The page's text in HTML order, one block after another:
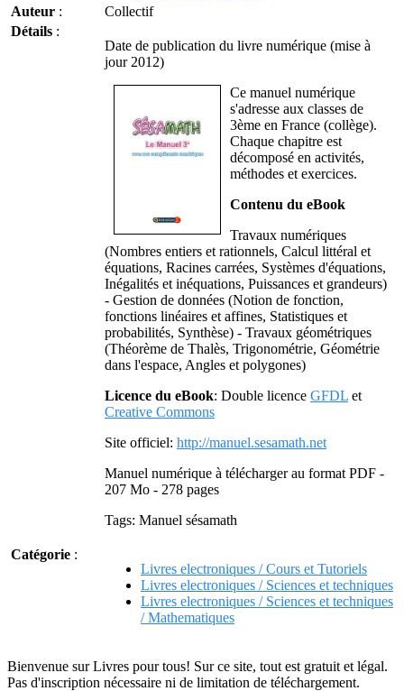
Auteur :
Collectif
Détails :
Date de publication du livre numérique (mise à
jour 2012)
Ce manuel numérique
s'adresse aux classes de
3ème en France (collège).
Chaque chapitre est
décomposé en activités,
méthodes et exercices.
Contenu du eBook
Travaux numériques
(Nombres entiers et rationnels, Calcul littéral et
équations, Racines carrées, Systèmes d'équations,
Inégalités et inéquations, Puissances et grandeurs)
- Gestion de données (Notion de fonction,
fonctions linéaires et affines, Statistiques et
probabilités, Synthèse) - Travaux géométriques
(Théorème de Thalès, Trigonométrie, Géométrie
dans l'espace, Angles et polygones)
Licence du eBook: Double licence GFDL et
Creative Commons
Site officiel: http://manuel.sesamath.net
Manuel numérique à télécharger au format PDF -
207 Mo - 278 pages
Tags: Manuel sésamath
Catégorie :
Livres electroniques / Cours et Tutoriels
Livres electroniques / Sciences et techniques
Livres electroniques / Sciences et techniques
/ Mathematiques
Bienvenue sur Livres pour tous! Sur ce site, tout est gratuit et légal.
Pas d'inscription nécessaire ni de limitation de téléchargement.